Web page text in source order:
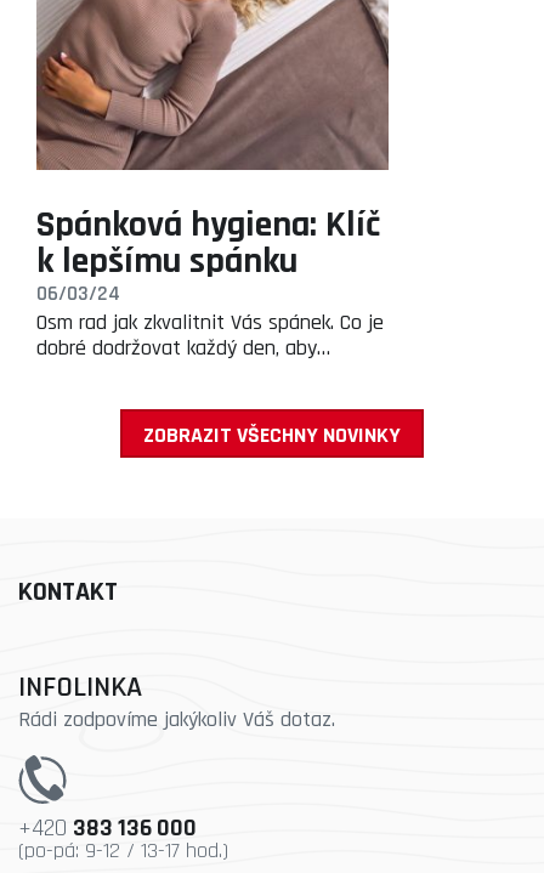
Spánková hygiena: Klíč
k lepšímu spánku
06/03/24
Osm rad jak zkvalitnit Vás spánek. Co je
dobré dodržovat každý den, aby…
ZOBRAZIT VŠECHNY NOVINKY
KONTAKT
INFOLINKA
Rádi zodpovíme jakýkoliv Váš dotaz.
+420 383 136 000
(po-pá: 9-12 / 13-17 hod.)